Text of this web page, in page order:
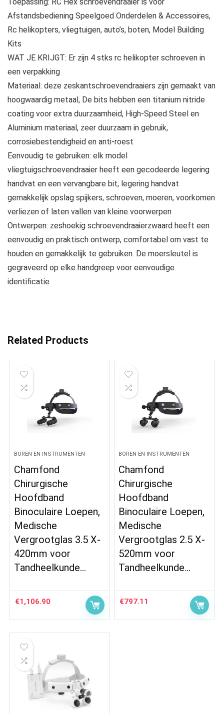
Afstandsbediening Speelgoed Onderdelen & Accessoires,
Rc helikopters, vliegtuigen, auto’s, boten, Model Building
Kits
WAT JE KRIJGT: Er zijn 4 stks rc helikopter schroeven in
een verpakking
Materiaal: deze zeskantschroevendraaiers zijn gemaakt van
hoogwaardig metaal, De bits hebben een titanium nitride
coating voor extra duurzaamheid, High-Speed Steel en
Aluminium materiaal, zeer duurzaam in gebruik,
corrosiebestendigheid en anti-roest
Eenvoudig te gebruiken: elk model
vliegtuigschroevendraaier heeft een gecodeerde legering
handvat en een vervangbare bit, legering handvat
gemakkelijk opslag spijkers, schroeven, moeren, voorkomen
verliezen of laten vallen van kleine voorwerpen
Ontwerpen: zeshoekig schroevendraaierzwaard heeft een
eenvoudig en praktisch ontwerp, comfortabel om vast te
houden en gemakkelijk te gebruiken. De moersleutel is
gegraveerd op elke handgreep voor eenvoudige
identificatie
Related Products
BOREN EN INSTRUMENTEN
Chamfond
Chirurgische
Hoofdband
Binoculaire Loepen,
Medische
Vergrootglas 3.5 X-
420mm voor
Tandheelkunde…
€1,106.90
BOREN EN INSTRUMENTEN
Chamfond
Chirurgische
Hoofdband
Binoculaire Loepen,
Medische
Vergrootglas 2.5 X-
520mm voor
Tandheelkunde…
€797.11